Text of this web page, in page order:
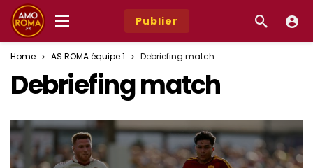
Publier
Home AS ROMA équipe 1 Debriefing match
Debriefing match